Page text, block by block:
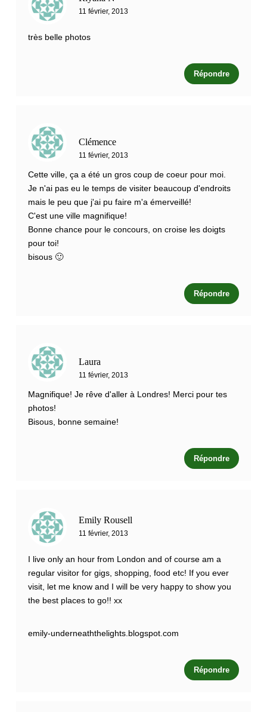
11 février, 2013
très belle photos
Répondre
Clémence
11 février, 2013
Cette ville, ça a été un gros coup de coeur pour moi.
Je n'ai pas eu le temps de visiter beaucoup d'endroits
mais le peu que j'ai pu faire m'a émerveillé!
C'est une ville magnifique!
Bonne chance pour le concours, on croise les doigts
pour toi!
bisous 🙂
Répondre
Laura
11 février, 2013
Magnifique! Je rêve d'aller à Londres! Merci pour tes
photos!
Bisous, bonne semaine!
Répondre
Emily Rousell
11 février, 2013
I live only an hour from London and of course am a
regular visitor for gigs, shopping, food etc! If you ever
visit, let me know and I will be very happy to show you
the best places to go!! xx
emily-underneaththelights.blogspot.com
Répondre